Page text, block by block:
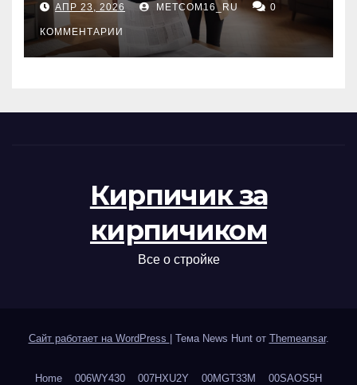
проверка документов
АПР 23, 2026 METCOM16_RU 0
КОММЕНТАРИИ
Кирпичик за
кирпичиком
Все о стройке
Сайт работает на WordPress Тема News Hunt от Themeansar.
Home 006WY430 007HXU2Y 00MGT33M 00SAOS5H